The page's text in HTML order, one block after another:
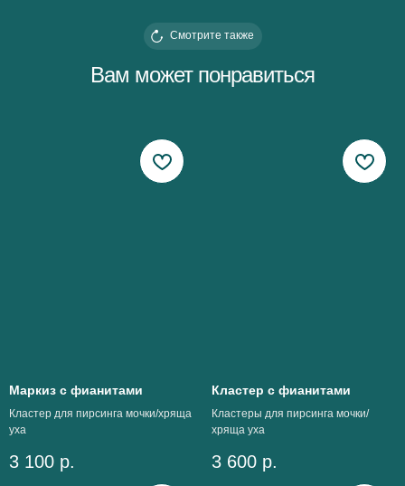
Вам может понравиться
Смотрите также
Маркиз с фианитами
Кластер для пирсинга мочки/хряща
уха
3 100 р.
Кластер с фианитами
Кластеры для пирсинга мочки/
хряща уха
3 600 р.